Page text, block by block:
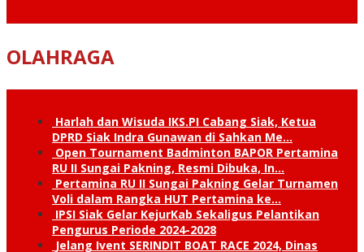
OLAHRAGA
Harlah dan Wisuda IKS.PI Cabang Siak, Ketua
DPRD Siak Indra Gunawan di Sahkan Me…
Open Tournament Badminton BAPOR Pertamina
RU II Sungai Pakning, Resmi Dibuka, In…
Pertamina RU II Sungai Pakning Gelar Turnamen
Voli dalam Rangka HUT Pertamina ke…
IPSI Siak Gelar KejurKab Sekaligus Pelantikan
Pengurus Periode 2024-2028
Jelang Ivent SERINDIT BOAT RACE 2024, Dinas